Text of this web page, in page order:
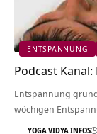
ENTSPANNUNG
Podcast
Entspannung
wöchigen
YOGA VIDYA INFOS